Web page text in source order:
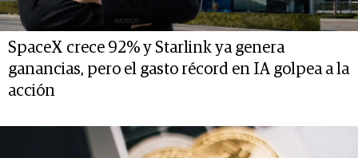
SpaceX crece 92% y Starlink ya genera
ganancias, pero el gasto récord en IA golpea a la
acción